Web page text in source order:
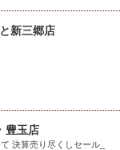
新三郷店
豊玉店
決算売り尽くしセール_